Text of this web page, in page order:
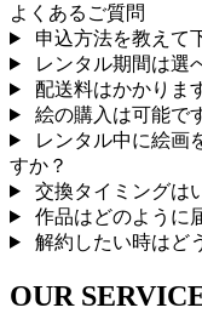
よくあるご質問
申込方法を教えて
レンタル期間は選
配送料はかかりま
絵の購入は可能で
レンタル中に絵画
すか？
交換タイミングは
作品はどのように
解約したい時はど
OUR